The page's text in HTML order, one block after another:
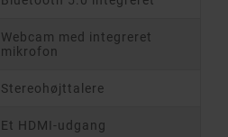
Webcam med integreret
mikrofon
Stereohøjttalere
Et HDMI-udgang